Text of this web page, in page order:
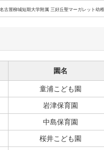
名古屋柳城短期大学附属 三好丘聖マーガレット幼
園名
童浦こども園
岩津保育園
中島保育園
桜井こども園